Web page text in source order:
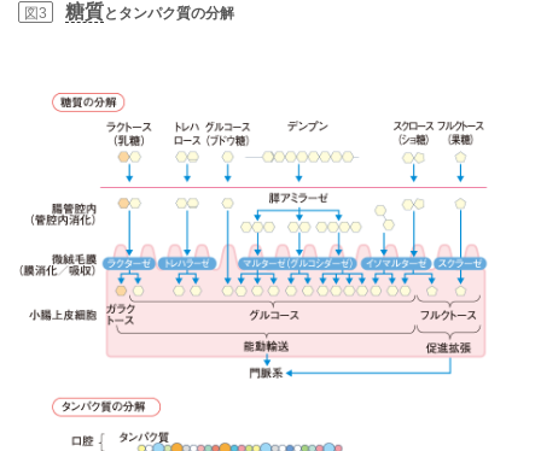
図3 糖質とタンパク質の分解